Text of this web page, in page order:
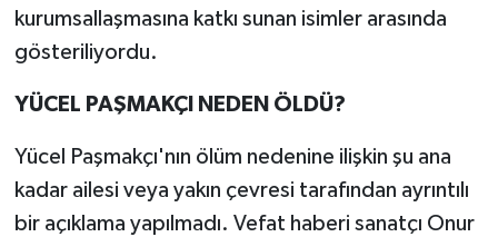
kurumsallaşmasına katkı sunan isimler arasında
gösteriliyordu.
YÜCEL PAŞMAKÇI NEDEN ÖLDÜ?
Yücel Paşmakçı'nın ölüm nedenine ilişkin şu ana
kadar ailesi veya yakın çevresi tarafından ayrıntılı
bir açıklama yapılmadı. Vefat haberi sanatçı Onur